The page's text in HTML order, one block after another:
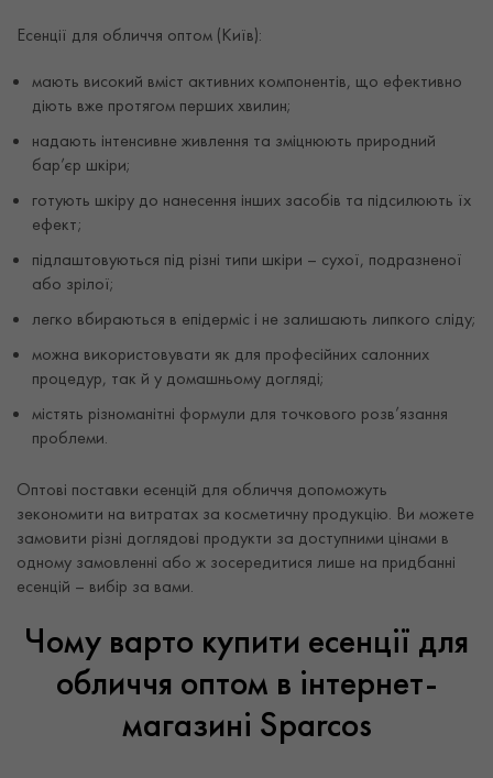
Есенції для обличчя оптом (Київ):
мають високий вміст активних компонентів, що ефективно
діють вже протягом перших хвилин;
надають інтенсивне живлення та зміцнюють природний
бар’єр шкіри;
готують шкіру до нанесення інших засобів та підсилюють їх
ефект;
підлаштовуються під різні типи шкіри – сухої, подразненої
або зрілої;
легко вбираються в епідерміс і не залишають липкого сліду;
можна використовувати як для професійних салонних
процедур, так й у домашньому догляді;
містять різноманітні формули для точкового розв’язання
проблеми.
Оптові поставки есенцій для обличчя допоможуть
зекономити на витратах за косметичну продукцію. Ви можете
замовити різні доглядові продукти за доступними цінами в
одному замовленні або ж зосередитися лише на придбанні
есенцій – вибір за вами.
Чому варто купити есенції для
обличчя оптом в інтернет-
магазині Sparcos